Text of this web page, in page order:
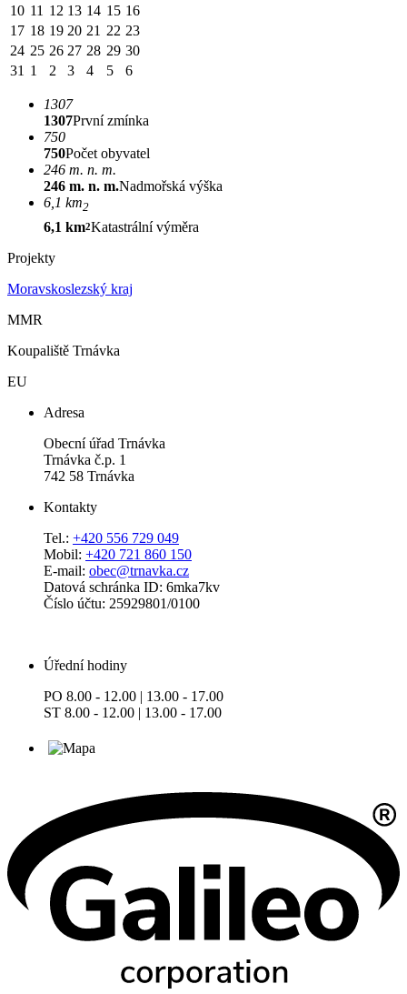
10 11 12 13 14 15 16
17 18 19 20 21 22 23
24 25 26 27 28 29 30
31 1 2 3 4 5 6
1307
1307První zmínka
750
750Počet obyvatel
246 m. n. m.
246 m. n. m.Nadmořská výška
6,1 km2
6,1 km2Katastrální výměra
Projekty
Moravskoslezský kraj
MMR
Koupaliště Trnávka
EU
Adresa
Obecní úřad Trnávka
Trnávka č.p. 1
742 58 Trnávka
Kontakty
Tel.: +420 556 729 049
Mobil: +420 721 860 150
E-mail: obec@trnavka.cz
Datová schránka ID: 6mka7kv
Číslo účtu: 25929801/0100
Úřední hodiny
PO 8.00 - 12.00 | 13.00 - 17.00
ST 8.00 - 12.00 | 13.00 - 17.00